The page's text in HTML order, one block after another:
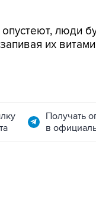
люди
их
Получать
в